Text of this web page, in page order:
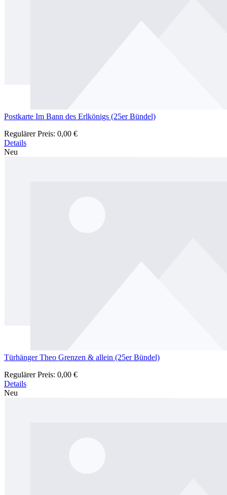
Postkarte Im Bann des Erlkönigs (25er Bündel)
Regulärer Preis: 0,00 €
Details
Neu
Türhänger Theo Grenzen & allein (25er Bündel)
Regulärer Preis: 0,00 €
Details
Neu